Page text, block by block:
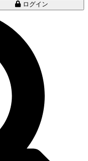
ログイン